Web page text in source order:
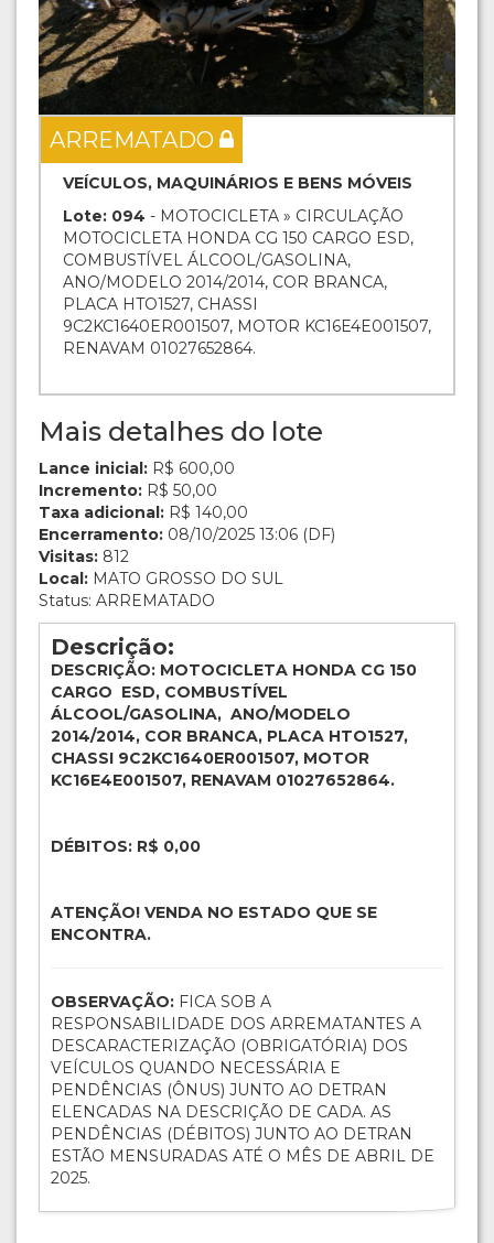
ARREMATADO
VEÍCULOS, MAQUINÁRIOS E BENS MÓVEIS
Lote: 094 - MOTOCICLETA » CIRCULAÇÃO
MOTOCICLETA HONDA CG 150 CARGO ESD,
COMBUSTÍVEL ÁLCOOL/GASOLINA,
ANO/MODELO 2014/2014, COR BRANCA,
PLACA HTO1527, CHASSI
9C2KC1640ER001507, MOTOR KC16E4E001507,
RENAVAM 01027652864.
Mais detalhes do lote
Lance inicial: R$ 600,00
Incremento: R$ 50,00
Taxa adicional: R$ 140,00
Encerramento: 08/10/2025 13:06 (DF)
Visitas: 812
Local: MATO GROSSO DO SUL
Status: ARREMATADO
Descrição:
DESCRIÇÃO: MOTOCICLETA HONDA CG 150
CARGO ESD, COMBUSTÍVEL
ÁLCOOL/GASOLINA, ANO/MODELO
2014/2014, COR BRANCA, PLACA HTO1527,
CHASSI 9C2KC1640ER001507, MOTOR
KC16E4E001507, RENAVAM 01027652864.
DÉBITOS: R$ 0,00
ATENÇÃO! VENDA NO ESTADO QUE SE
ENCONTRA.
OBSERVAÇÃO: FICA SOB A
RESPONSABILIDADE DOS ARREMATANTES A
DESCARACTERIZAÇÃO (OBRIGATÓRIA) DOS
VEÍCULOS QUANDO NECESSÁRIA E
PENDÊNCIAS (ÔNUS) JUNTO AO DETRAN
ELENCADAS NA DESCRIÇÃO DE CADA. AS
PENDÊNCIAS (DÉBITOS) JUNTO AO DETRAN
ESTÃO MENSURADAS ATÉ O MÊS DE ABRIL DE
2025.